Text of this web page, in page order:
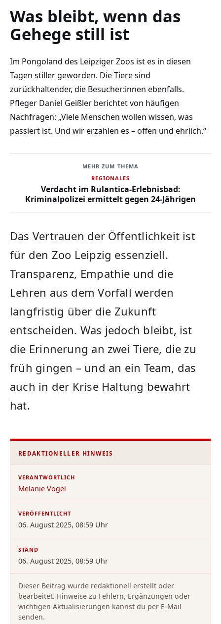
Was bleibt, wenn das
Gehege still ist
Im Pongoland des Leipziger Zoos ist es in diesen
Tagen stiller geworden. Die Tiere sind
zurückhaltender, die Besucher:innen ebenfalls.
Pfleger Daniel Geißler berichtet von häufigen
Nachfragen: „Viele Menschen wollen wissen, was
passiert ist. Und wir erzählen es – offen und ehrlich.“
MEHR ZUM THEMA
REGIONALES
Verdacht im Rulantica-Erlebnisbad:
Kriminalpolizei ermittelt gegen 24-Jährigen
Das Vertrauen der Öffentlichkeit ist
für den Zoo Leipzig essenziell.
Transparenz, Empathie und die
Lehren aus dem Vorfall werden
langfristig über die Zukunft
entscheiden. Was jedoch bleibt, ist
die Erinnerung an zwei Tiere, die zu
früh gingen – und an ein Team, das
auch in der Krise Haltung bewahrt
hat.
REDAKTIONELLER HINWEIS
VERANTWORTLICH
Melanie Vogel
VERÖFFENTLICHT
06. August 2025, 08:59 Uhr
STAND
06. August 2025, 08:59 Uhr
Dieser Beitrag wurde redaktionell erstellt oder
bearbeitet. Hinweise zu Fehlern, Ergänzungen oder
wichtigen Aktualisierungen kannst du per E-Mail
senden.